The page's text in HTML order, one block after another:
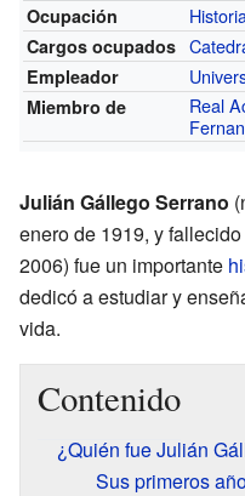
Ocupación
Cargos ocupados
Empleador
Miembro de
Real
Julián Gállego Serrano
enero de 1919, y
2006) fue un importante
dedicó a estudiar y
vida.
Contenido
¿Quién fue Julián
Sus primeros